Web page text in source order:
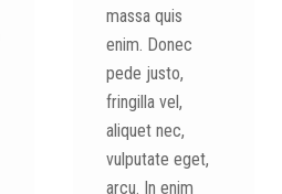
massa quis
enim. Donec
pede justo,
fringilla vel,
aliquet nec,
vulputate eget,
arcu. In enim